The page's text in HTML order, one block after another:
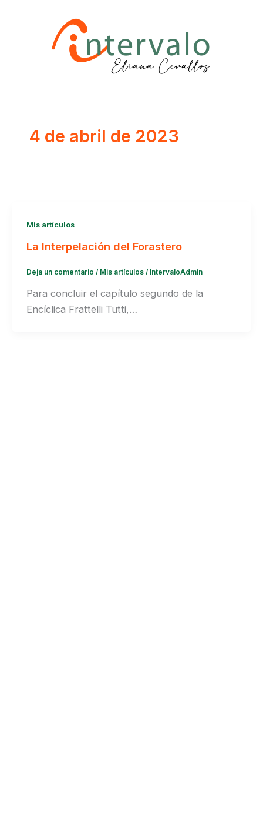
4 de abril de 2023
Mis artículos
La Interpelación del Forastero
Deja un comentario / Mis artículos/ IntervaloAdmin
Para concluir el capítulo segundo de la
Encíclica Frattelli Tutti,…